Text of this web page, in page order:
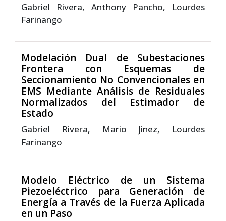
Gabriel Rivera, Anthony Pancho, Lourdes
Farinango
Modelación Dual de Subestaciones
Frontera con Esquemas de
Seccionamiento No Convencionales en
EMS Mediante Análisis de Residuales
Normalizados del Estimador de
Estado
Gabriel Rivera, Mario Jinez, Lourdes
Farinango
Modelo Eléctrico de un Sistema
Piezoeléctrico para Generación de
Energía a Través de la Fuerza Aplicada
en un Paso